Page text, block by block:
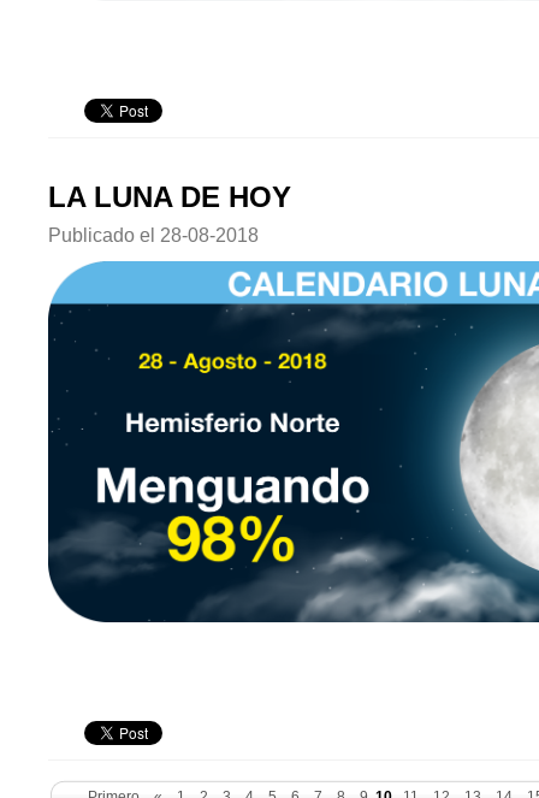
LA LUNA DE HOY
Publicado el 28-08-2018